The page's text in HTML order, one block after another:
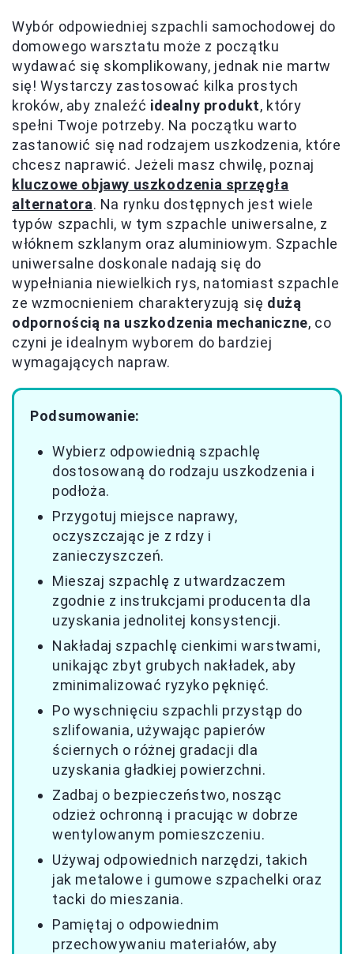
Wybór odpowiedniej szpachli samochodowej do
domowego warsztatu może z początku
wydawać się skomplikowany, jednak nie martw
się! Wystarczy zastosować kilka prostych
kroków, aby znaleźć idealny produkt, który
spełni Twoje potrzeby. Na początku warto
zastanowić się nad rodzajem uszkodzenia, które
chcesz naprawić. Jeżeli masz chwilę, poznaj
kluczowe objawy uszkodzenia sprzęgła
alternatora. Na rynku dostępnych jest wiele
typów szpachli, w tym szpachle uniwersalne, z
włóknem szklanym oraz aluminiowym. Szpachle
uniwersalne doskonale nadają się do
wypełniania niewielkich rys, natomiast szpachle
ze wzmocnieniem charakteryzują się dużą
odpornością na uszkodzenia mechaniczne, co
czyni je idealnym wyborem do bardziej
wymagających napraw.
Podsumowanie:
Wybierz odpowiednią szpachlę
dostosowaną do rodzaju uszkodzenia i
podłoża.
Przygotuj miejsce naprawy,
oczyszczając je z rdzy i
zanieczyszczeń.
Mieszaj szpachlę z utwardzaczem
zgodnie z instrukcjami producenta dla
uzyskania jednolitej konsystencji.
Nakładaj szpachlę cienkimi warstwami,
unikając zbyt grubych nakładek, aby
zminimalizować ryzyko pęknięć.
Po wyschnięciu szpachli przystąp do
szlifowania, używając papierów
ściernych o różnej gradacji dla
uzyskania gładkiej powierzchni.
Zadbaj o bezpieczeństwo, nosząc
odzież ochronną i pracując w dobrze
wentylowanym pomieszczeniu.
Używaj odpowiednich narzędzi, takich
jak metalowe i gumowe szpachelki oraz
tacki do mieszania.
Pamiętaj o odpowiednim
przechowywaniu materiałów, aby